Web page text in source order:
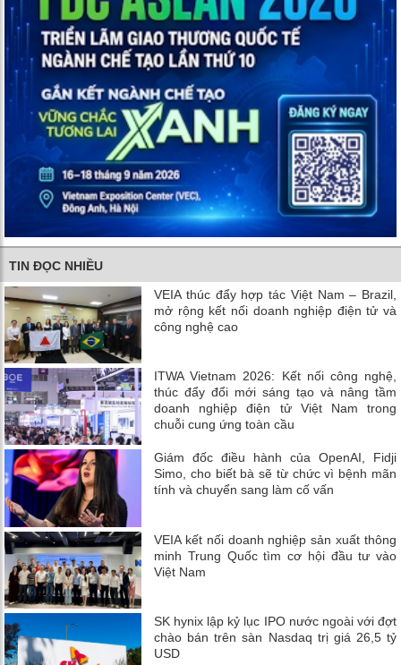
TIN ĐỌC NHIỀU
VEIA thúc đẩy hợp tác Việt Nam – Brazil,
mở rộng kết nối doanh nghiệp điện tử và
công nghệ cao
ITWA Vietnam 2026: Kết nối công nghệ,
thúc đẩy đổi mới sáng tạo và nâng tầm
doanh nghiệp điện tử Việt Nam trong
chuỗi cung ứng toàn cầu
Giám đốc điều hành của OpenAI, Fidji
Simo, cho biết bà sẽ từ chức vì bệnh mãn
tính và chuyển sang làm cố vấn
VEIA kết nối doanh nghiệp sản xuất thông
minh Trung Quốc tìm cơ hội đầu tư vào
Việt Nam
SK hynix lập kỷ lục IPO nước ngoài với đợt
chào bán trên sàn Nasdaq trị giá 26,5 tỷ
USD